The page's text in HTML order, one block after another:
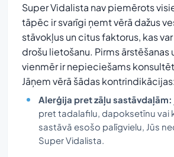
Super Vidalista nav piemērots
tāpēc ir svarīgi ņemt vērā dažus
stāvokļus un citus faktorus, kas
drošu lietošanu. Pirms ārstēšanas
vienmēr ir nepieciešams
Jāņem vērā šādas kontrindikācijas:
Alerģija pret zāļu sastāvdaļām:
pret tadalafilu, dapoksetīnu vai
sastāvā esošo palīgvielu, Jūs
Super Vidalista.